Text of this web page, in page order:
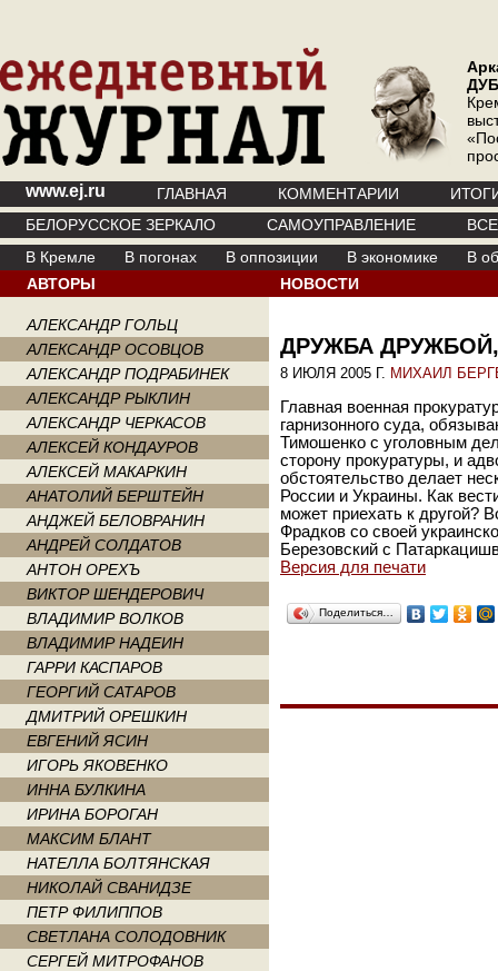
www.ej.ru ГЛАВНАЯ КОММЕНТАРИИ
БЕЛОРУССКОЕ ЗЕРКАЛО
САМОУПРАВЛЕНИЕ
В Кремле
В погонах В оппозиции В экономике
В
АВТОРЫ
АЛЕКСАНДР ГОЛЬЦ
АЛЕКСАНДР ОСОВЦОВ
АЛЕКСАНДР ПОДРАБИНЕК
АЛЕКСАНДР РЫКЛИН
АЛЕКСАНДР ЧЕРКАСОВ
АЛЕКСЕЙ КОНДАУРОВ
АЛЕКСЕЙ МАКАРКИН
АНАТОЛИЙ БЕРШТЕЙН
АНДЖЕЙ БЕЛОВРАНИН
АНДРЕЙ СОЛДАТОВ
АНТОН ОРЕХЪ
ВИКТОР ШЕНДЕРОВИЧ
ВЛАДИМИР ВОЛКОВ
ВЛАДИМИР НАДЕИН
ГАРРИ КАСПАРОВ
ГЕОРГИЙ САТАРОВ
ДМИТРИЙ ОРЕШКИН
ЕВГЕНИЙ ЯСИН
ИГОРЬ ЯКОВЕНКО
ИННА БУЛКИНА
ИРИНА БОРОГАН
МАКСИМ БЛАНТ
НАТЕЛЛА БОЛТЯНСКАЯ
НИКОЛАЙ СВАНИДЗЕ
ПЕТР ФИЛИППОВ
СВЕТЛАНА СОЛОДОВНИК
СЕРГЕЙ МИТРОФАНОВ
НОВОСТИ
ДРУЖБА
8 ИЮЛЯ 2005 Г. МИХАИЛ
Главная военная
гарнизонного суда,
Тимошенко с уголовным
сторону прокуратуры, и
обстоятельство делает
России и Украины. Как
может приехать к другой?
Фрадков со своей
Березовский с
Версия для печати
Поделиться…